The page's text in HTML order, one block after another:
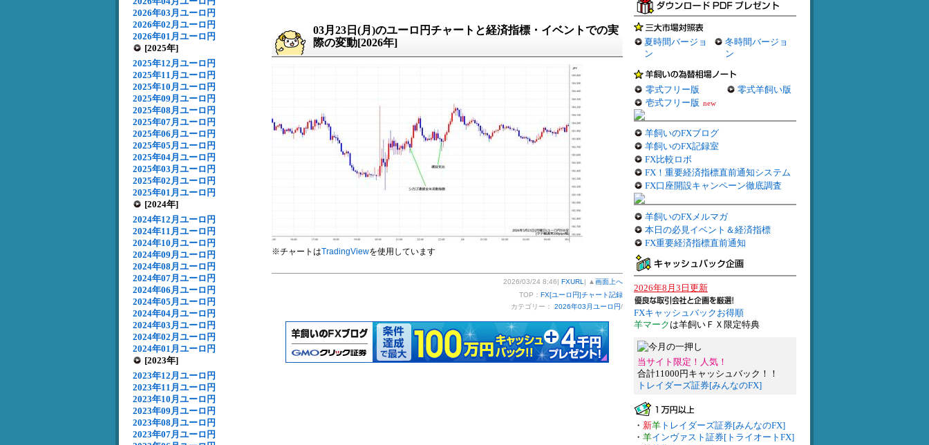
2026年03月ユーロ円
2026年02月ユーロ円
2026年01月ユーロ円
[2025年]
2025年12月ユーロ円
2025年11月ユーロ円
2025年10月ユーロ円
2025年09月ユーロ円
2025年08月ユーロ円
2025年07月ユーロ円
2025年06月ユーロ円
2025年05月ユーロ円
2025年04月ユーロ円
2025年03月ユーロ円
2025年02月ユーロ円
2025年01月ユーロ円
[2024年]
2024年12月ユーロ円
2024年11月ユーロ円
2024年10月ユーロ円
2024年09月ユーロ円
2024年08月ユーロ円
2024年07月ユーロ円
2024年06月ユーロ円
2024年05月ユーロ円
2024年04月ユーロ円
2024年03月ユーロ円
2024年02月ユーロ円
2024年01月ユーロ円
[2023年]
2023年12月ユーロ円
2023年11月ユーロ円
2023年10月ユーロ円
2023年09月ユーロ円
2023年08月ユーロ円
2023年07月ユーロ円
03月23日(月)のユーロ円チャートと経済指標・イベントでの実
際の変動[2026年]
※チャートはTradingViewを使用しています
2026/03/24 8:46| FXURL | ▲ 画面上へ
TOP： FX[ユーロ円]チャート記録
カテゴリー： 2026年03月ユーロ円/
夏時間バージョ
ン
冬時間バージョ
ン
零式フリー版
零式羊飼い版
壱式フリー版 new
羊飼いのFXブログ
羊飼いのFX記録室
FX比較ロボ
FX！重要経済指標直前通知システム
FX口座開設キャンペーン徹底調査
羊飼いのFXメルマガ
本日の必見イベント＆経済指標
FX重要経済指標直前通知
2026年8月3日更新
FXキャッシュバックお得順
羊マーク は羊飼いＦＸ限定特典
当サイト限定！人気！
合計11000円キャッシュバック！！
トレイダーズ証券[みんなのFX]
・ 新羊 トレイダーズ証券[みんなのFX]
・ 羊インヴァスト証券[トライオートFX]